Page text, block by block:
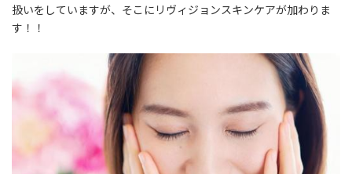
扱いをしていますが、そこに リヴィジョンスキンケアが加わりま
す！！